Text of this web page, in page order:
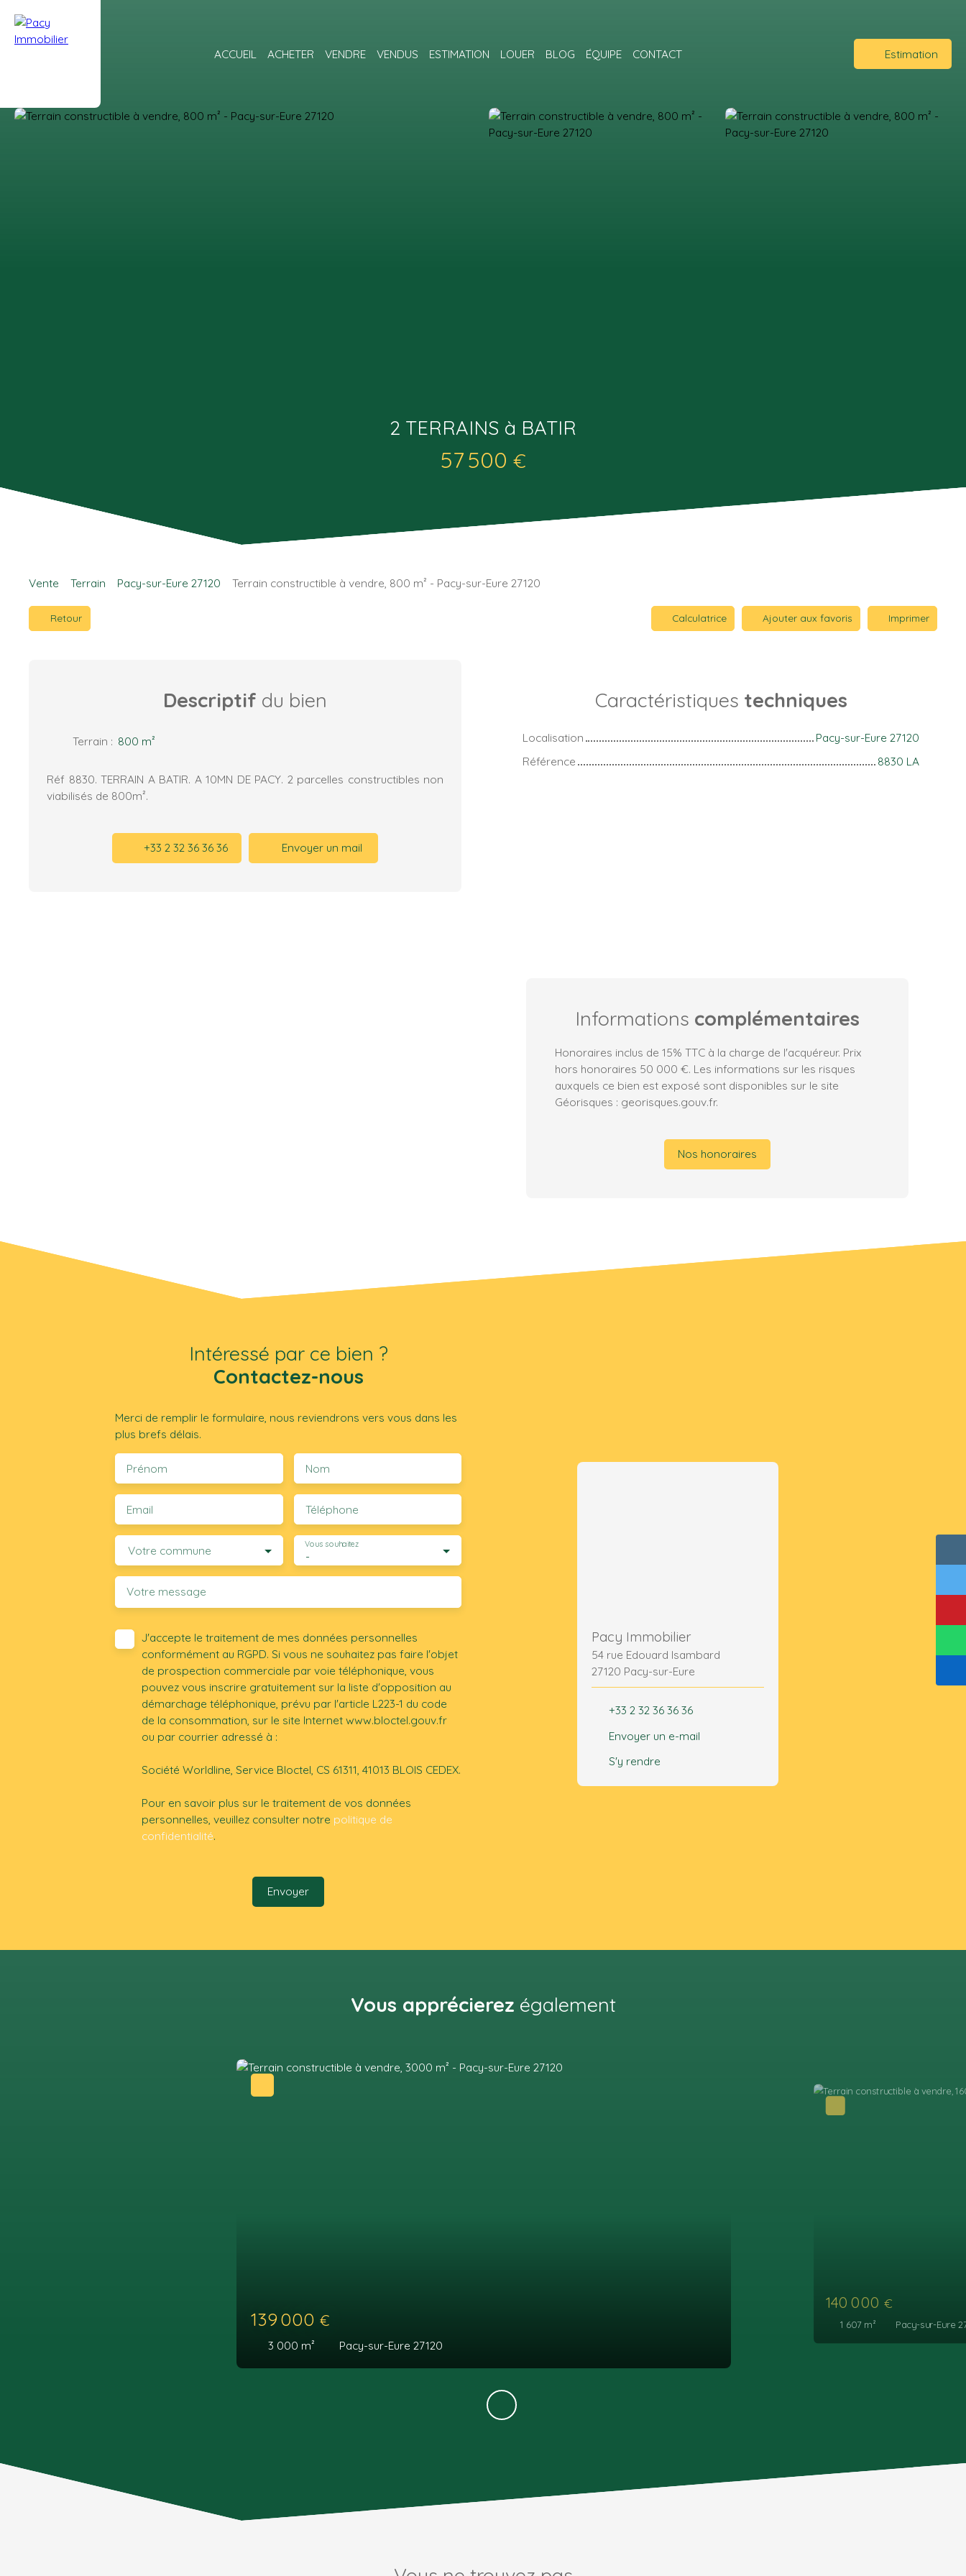
ACCUEIL ACHETER VENDRE VENDUS ESTIMATION LOUER BLOG ÉQUIPE CONTACT Estimation
2 TERRAINS à BATIR
57 500 €
Vente Terrain Pacy-sur-Eure 27120 Terrain constructible à vendre, 800 m² - Pacy-sur-Eure 27120
Retour Calculatrice Ajouter aux favoris Imprimer
Descriptif du bien
Terrain : 800 m²
Réf 8830. TERRAIN A BATIR. A 10MN DE PACY. 2 parcelles constructibles non
viabilisés de 800m².
+33 2 32 36 36 36 Envoyer un mail
Caractéristiques techniques
Localisation
Pacy-sur-Eure 27120
Référence
8830 LA
Informations complémentaires
Honoraires inclus de 15% TTC à la charge de l'acquéreur. Prix
hors honoraires 50 000 €. Les informations sur les risques
auxquels ce bien est exposé sont disponibles sur le site
Géorisques : georisques.gouv.fr.
Nos honoraires
Intéressé par ce bien ?
Contactez-nous
Merci de remplir le formulaire, nous reviendrons vers vous dans les
plus brefs délais.
Prénom Nom
Email Téléphone
Votre commune -
Vous souhaitez
Votre message
J'accepte le traitement de mes données personnelles
conformément au RGPD. Si vous ne souhaitez pas faire l'objet
de prospection commerciale par voie téléphonique, vous
pouvez vous inscrire gratuitement sur la liste d'opposition au
démarchage téléphonique, prévu par l'article L223-1 du code
de la consommation, sur le site Internet www.bloctel.gouv.fr
ou par courrier adressé à :
Société Worldline, Service Bloctel, CS 61311, 41013 BLOIS CEDEX.
Pour en savoir plus sur le traitement de vos données
personnelles, veuillez consulter notre politique de
confidentialité.
Envoyer
Pacy Immobilier
54 rue Edouard Isambard
27120 Pacy-sur-Eure
+33 2 32 36 36 36
Envoyer un e-mail
S'y rendre
Vous apprécierez également
140 000€
1 607m² Pacy-sur-Eure 27120
79 000 €
716m² Pacy-sur-Eure